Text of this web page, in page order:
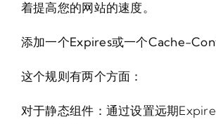
着提高您的网站的速度。
添加一个Expires或一个Cache-
这个规则有两个方面：
对于静态组件：通过设置远期